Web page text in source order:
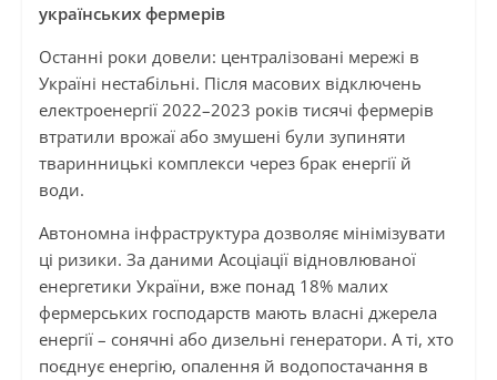
українських фермерів
Останні роки довели: централізовані мережі в
Україні нестабільні. Після масових відключень
електроенергії 2022–2023 років тисячі фермерів
втратили врожаї або змушені були зупиняти
тваринницькі комплекси через брак енергії й
води.
Автономна інфраструктура дозволяє мінімізувати
ці ризики. За даними Асоціації відновлюваної
енергетики України, вже понад 18% малих
фермерських господарств мають власні джерела
енергії – сонячні або дизельні генератори. А ті, хто
поєднує енергію, опалення й водопостачання в